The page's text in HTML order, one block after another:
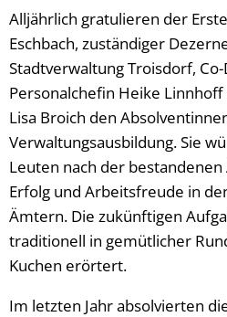
Alljährlich gratulieren der
Eschbach, zuständiger
Stadtverwaltung Troisdorf,
Personalchefin Heike
Lisa Broich den
Verwaltungsausbildung. Sie
Leuten nach der
Erfolg und Arbeitsfreude in
Ämtern. Die zukünftigen
traditionell in gemütlicher
Kuchen erörtert.
Im letzten Jahr absolvierten